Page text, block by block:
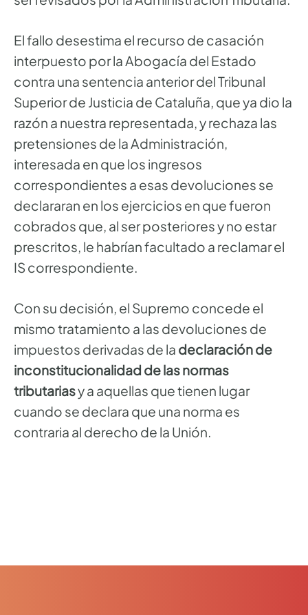
El fallo desestima el recurso de casación
interpuesto por la Abogacía del Estado
contra una sentencia anterior del Tribunal
Superior de Justicia de Cataluña, que ya dio la
razón a nuestra representada, y rechaza las
pretensiones de la Administración,
interesada en que los ingresos
correspondientes a esas devoluciones se
declararan en los ejercicios en que fueron
cobrados que, al ser posteriores y no estar
prescritos, le habrían facultado a reclamar el
IS correspondiente.
Con su decisión, el Supremo concede el
mismo tratamiento a las devoluciones de
impuestos derivadas de la declaración de
inconstitucionalidad de las normas
tributariasy a aquellas que tienen lugar
cuando se declara que una norma es
contraria al derecho de la Unión.